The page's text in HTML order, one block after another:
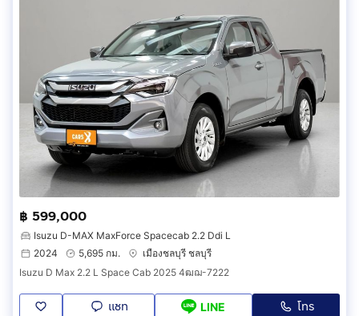
฿ 599,000
Isuzu D-MAX MaxForce Spacecab 2.2 Ddi L
2024
5,695 กม.
เมืองชลบุรี ชลบุรี
Isuzu D Max 2.2 L Space Cab 2025 4ฒฌ-7222
แชท LINE โทร